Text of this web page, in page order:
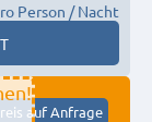
Person / Nacht
auf Anfrage